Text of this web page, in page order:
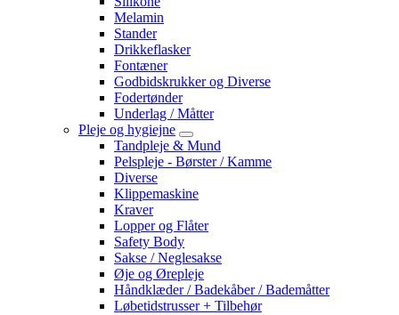
Melamin
Stander
Drikkeflasker
Fontæner
Godbidskrukker og Diverse
Fodertønder
Underlag / Måtter
Pleje og hygiejne
Tandpleje & Mund
Pelspleje - Børster / Kamme
Diverse
Klippemaskine
Kraver
Lopper og Flåter
Safety Body
Sakse / Neglesakse
Øje og Ørepleje
Håndklæder / Badekåber / Bademåtter
Løbetidstrusser + Tilbehør